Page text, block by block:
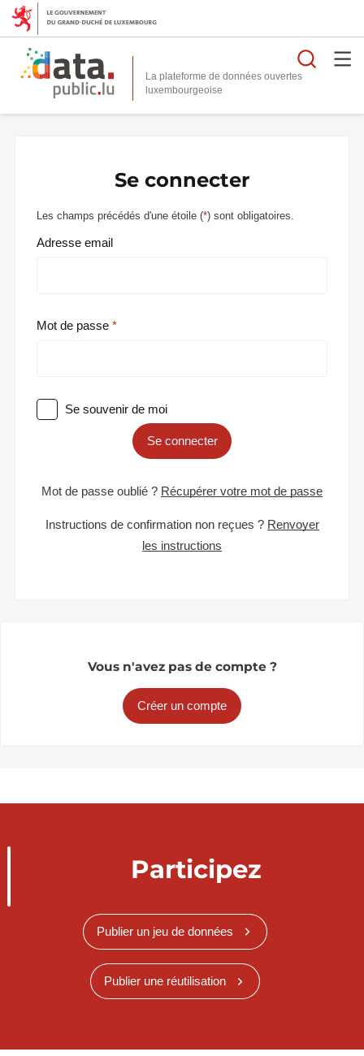
La plateforme de données ouvertes
Se connecter
Les champs précédés d'une étoile (*) sont obligatoires.
Adresse email
Mot de passe
Se souvenir de moi
Se connecter
Mot de passe oublié ? Récupérer votre mot de passe
Instructions de confirmation non reçues ? Renvoyer
les instructions
Vous n'avez pas de compte ?
Créer un compte
Participez
Publier un jeu de données
Publier une réutilisation